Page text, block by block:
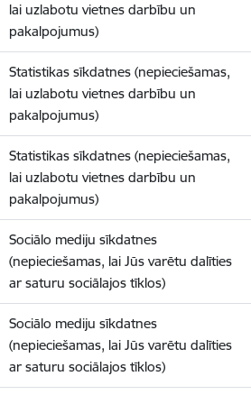
lai uzlabotu vietnes darbību un
pakalpojumus)
Statistikas sīkdatnes (nepieciešamas,
lai uzlabotu vietnes darbību un
pakalpojumus)
Statistikas sīkdatnes (nepieciešamas,
lai uzlabotu vietnes darbību un
pakalpojumus)
Sociālo mediju sīkdatnes
(nepieciešamas, lai Jūs varētu dalīties
ar saturu sociālajos tīklos)
Sociālo mediju sīkdatnes
(nepieciešamas, lai Jūs varētu dalīties
ar saturu sociālajos tīklos)